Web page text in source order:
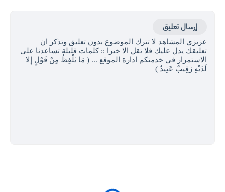
إرسال تعليق
عزيزي المشاهد لا تترك الموضوع بدون تعليق وتذكر ان
تعليقك يدل عليك فلا تقل الا خيرا :: كلمات قليلة تساعدنا على
الاستمرار في خدمتكم ادارة الموقع ... ( مَا يَلْفِظُ مِنْ قَوْلٍ إِلا
لَدَيْهِ رَقِيبٌ عَتِيدٌ )